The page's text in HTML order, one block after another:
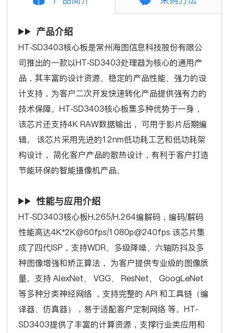
产品介绍
HT-SD3403核心板是常州海图信息科技股份有限公
司推出的一款以HT-SD3403处理器为核心的通用产
品，其丰富的设计资源、稳定的产品性能、强力的设
计支持，为客户二次开发快速转化产品提供强有力的
技术保障。HT-SD3403核心板集多种优势于一身，
该芯片还支持4K RAW数据输出， 可用于影片后期编
辑。 该芯片采用先进的12nm低功耗工艺和低功耗架
构设计， 简化客户产品的散热设计，有利于客户打造
节能环保的智能摄像机产品。
性能与应用介绍
HT-SD3403核心板H.265/H.264编解码，编码/解码
性能高达4K*2K@60fps/1080p@240fps 该芯片集
成了四代ISP，支持WDR、多级降噪、六轴防抖及多
种图像增强和矫正算法， 为客户提供专业级的图像质
量。支持 AlexNet、 VGG、 ResNet、 GoogLeNet
等多种分类神经网络 ，支持完整的 API 和工具链（编
译器、仿真器），易于适配客户定制网络 等。HT-
SD3403提供了丰富的计算资源，支撑行业类应用和